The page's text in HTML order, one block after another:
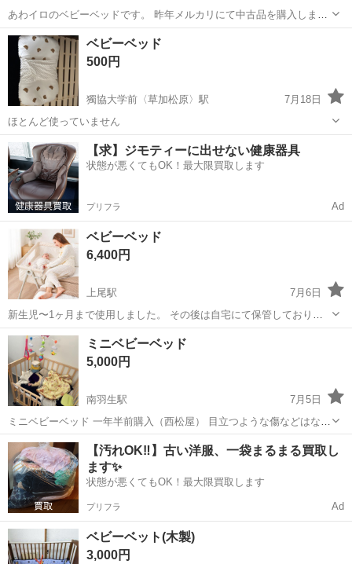
あわイロのベビーベッドです。 昨年メルカリにて中古品を購入しまし
た。 下の板が湾曲している、キャスターをボンドで固定しているとの
注意書きがありましたが使用するのに全く問題ありませんでした。 擦
れているところなどありますが状態...
埼玉 富士見市 ふじみ野駅
ベビーベッド
500円
獨協大学前〈草加松原〉駅
7月18日
ほとんど使っていません
埼玉 草加市 獨協大学前〈草加松原〉駅 ベッド
【求】ジモティーに出せない健康器具
状態が悪くてもOK！最大限買取します
プリフラ Ad
ベビーベッド
6,400円
上尾駅
7月6日
新生児〜1ヶ月まで使用しました。 その後は自宅にて保管しておりま
した。 比較的綺麗ではありますが、日常使用によるキズなどがあるか
と思われます。 商品はそのままお渡しさせていただきます。 直接お引
き取りいただける方限定でお...
埼玉 上尾市 上尾駅
ミニベビーベッド
5,000円
南羽生駅
7月5日
ミニベビーベッド 一年半前購入（西松屋） 目立つような傷などはなさ
そう 使用感はあり 使用しなくなったのでお譲りします。 金額は交渉
次第になります。 受け渡しはこちらの近くだと助かります。 他にも70
くらいの男の子の服、...
埼玉 羽生市 南羽生駅 ベッド
【汚れOK‼️】古い洋服、一袋まるまる買取し
ます✨
状態が悪くてもOK！最大限買取します
プリフラ Ad
ベビーベット(木製)
3,000円